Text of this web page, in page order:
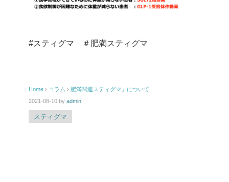
#スティグマ ＃肥満スティグマ
Home › コラム › 肥満関連スティグマ」について
2021-08-10 by admin
スティグマ